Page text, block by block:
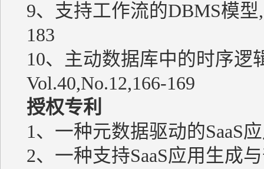
9、支持工作流的DBMS模型
183
10、主动数据库中的时序逻
Vol.40,No.12,166-169
授权专利
1、一种元数据驱动的SaaS
2、一种支持SaaS应用生成